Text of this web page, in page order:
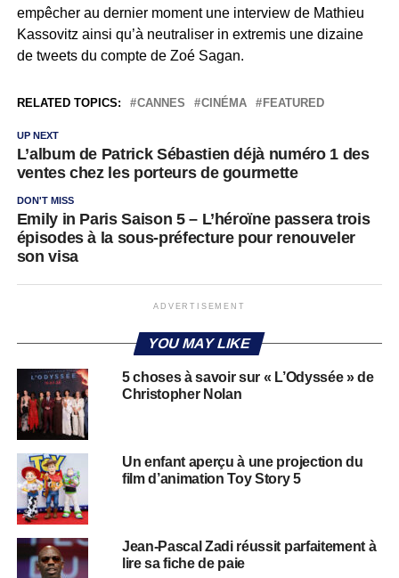
empêcher au dernier moment une interview de Mathieu
Kassovitz ainsi qu’à neutraliser in extremis une dizaine
de tweets du compte de Zoé Sagan.
RELATED TOPICS: CANNES CINÉMA FEATURED
UP NEXT
L’album de Patrick Sébastien déjà numéro 1 des
ventes chez les porteurs de gourmette
DON'T MISS
Emily in Paris Saison 5 – L’héroïne passera trois
épisodes à la sous-préfecture pour renouveler
son visa
ADVERTISEMENT
YOU MAY LIKE
5 choses à savoir sur « L’Odyssée » de
Christopher Nolan
Un enfant aperçu à une projection du
film d’animation Toy Story 5
Jean-Pascal Zadi réussit parfaitement à
lire sa fiche de paie